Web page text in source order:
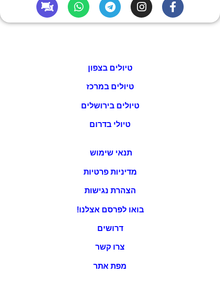
טיולים בצפון
טיולים במרכז
טיולים בירושלים
טיולי בדרום
תנאי שימוש
מדיניות פרטיות
הצהרת נגישות
בואו לפרסם אצלנו!
דרושים
צרו קשר
מפת אתר